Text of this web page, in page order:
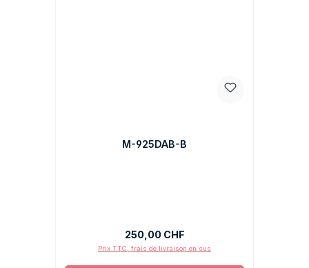
M-925DAB-B
Prix régulier :
250,00 CHF
Prix TTC, frais de livraison en sus